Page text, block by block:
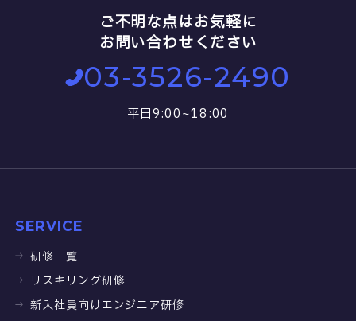
ご不明な点はお気軽に
お問い合わせください
03-3526-2490
平日9:00~18:00
SERVICE
研修一覧
リスキリング研修
新入社員向けエンジニア研修